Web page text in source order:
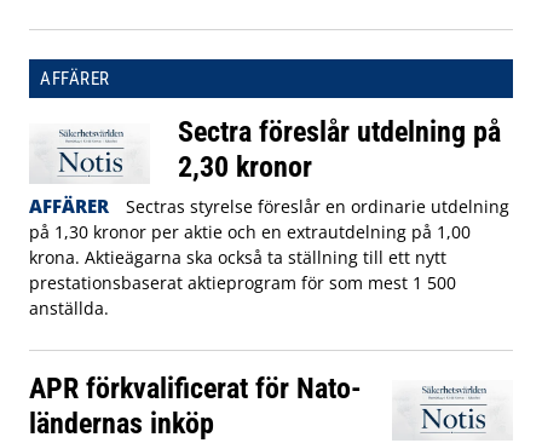
AFFÄRER
Sectra föreslår utdelning på
2,30 kronor
AFFÄRER
Sectras styrelse föreslår en ordinarie utdelning
på 1,30 kronor per aktie och en extrautdelning på 1,00
krona. Aktieägarna ska också ta ställning till ett nytt
prestationsbaserat aktieprogram för som mest 1 500
anställda.
APR förkvalificerat för Nato-
ländernas inköp